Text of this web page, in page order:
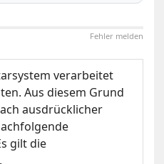
Fehler melden
verarbeitet
Aus diesem Grund
ausdrücklicher
gilt die
.